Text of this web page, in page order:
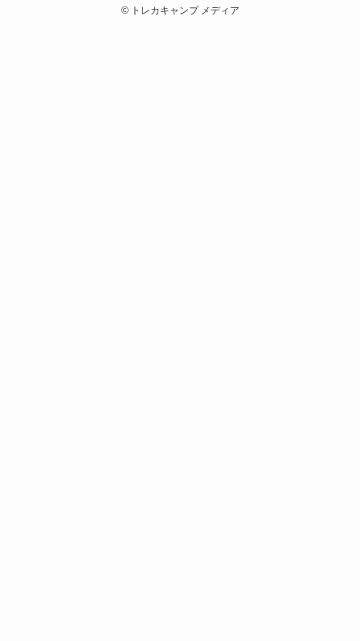
©トレカキャンプ メディア